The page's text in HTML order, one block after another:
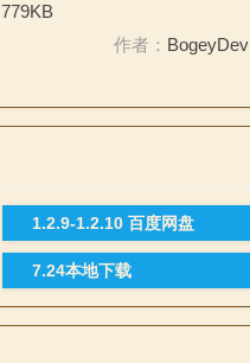
779KB
作者： BogeyDev
1.2.9-1.2.10 百度网盘
7.24本地下载